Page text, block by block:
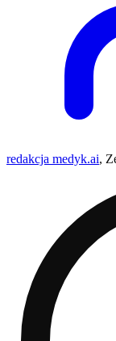
redakcja medyk.ai,